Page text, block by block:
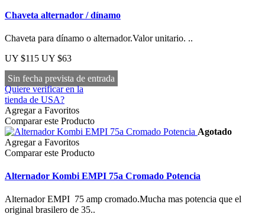
Chaveta alternador / dínamo
Chaveta para dínamo o alternador.Valor unitario. ..
UY $115 UY $63
Sin fecha prevista de entrada
Quiere verificar en la
tienda de USA?
Agregar a Favoritos
Comparar este Producto
Agotado
Agregar a Favoritos
Comparar este Producto
Alternador Kombi EMPI 75a Cromado Potencia
Alternador EMPI 75 amp cromado.Mucha mas potencia que el
original brasilero de 35..